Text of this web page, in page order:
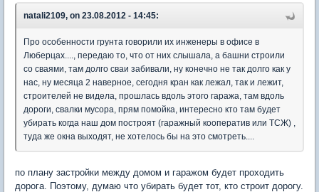
natali2109, on 23.08.2012 - 14:45:
Про особенности грунта говорили их инженеры в офисе в
Люберцах...., передаю то, что от них слышала, а башни строили
со сваями, там долго сваи забивали, ну конечно не так долго как у
нас, ну месяца 2 наверное, сегодня кран как лежал, так и лежит,
строителей не видела, прошлась вдоль этого гаража, там вдоль
дороги, свалки мусора, прям помойка, интересно кто там будет
убирать когда наш дом построят (гаражный кооператив или ТСЖ) ,
туда же окна выходят, не хотелось бы на это смотреть....
по плану застройки между домом и гаражом будет проходить
дорога. Поэтому, думаю что убирать будет тот, кто строит дорогу.